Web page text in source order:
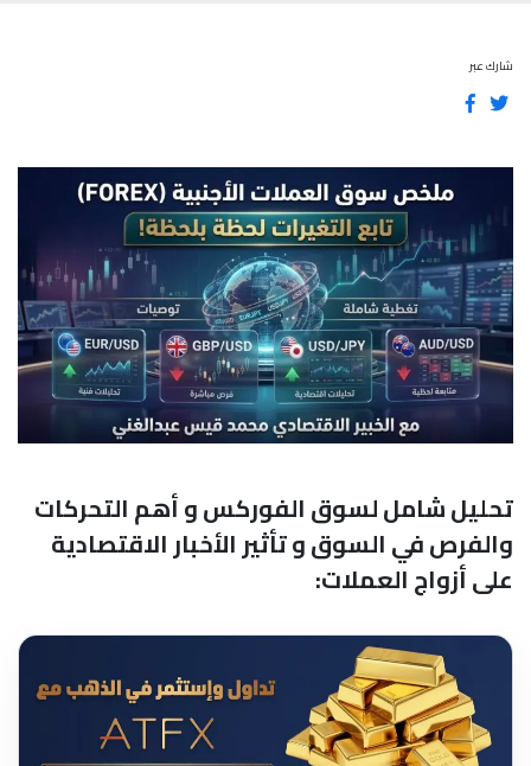
شارك عبر
تحليل شامل لسوق الفوركس و أهم التحركات
والفرص في السوق و تأثير الأخبار الاقتصادية
على أزواج العملات: